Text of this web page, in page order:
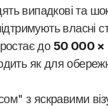
випадкові та
власні
до 50 000 ×
як для
з яскравими